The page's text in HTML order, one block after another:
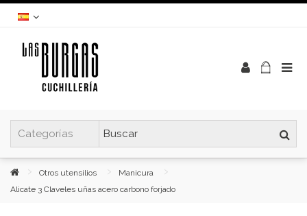
Otros utensilios
Manicura
Alicate 3 Claveles uñas acero carbono forjado